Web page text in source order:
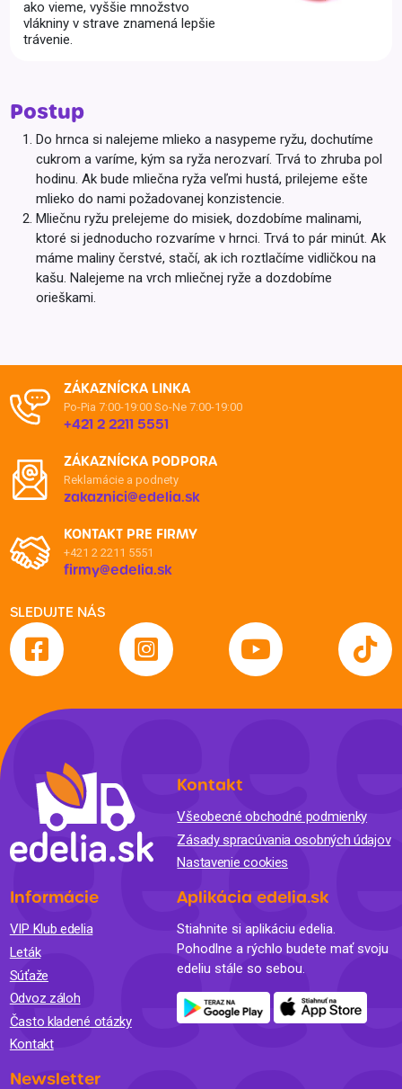
ako vieme, vyššie množstvo
vlákniny v strave znamená lepšie
trávenie.
Postup
Do hrnca si nalejeme mlieko a nasypeme ryžu, dochutíme
cukrom a varíme, kým sa ryža nerozvarí. Trvá to zhruba pol
hodinu. Ak bude mliečna ryža veľmi hustá, prilejeme ešte
mlieko do nami požadovanej konzistencie.
Mliečnu ryžu prelejeme do misiek, dozdobíme malinami,
ktoré si jednoducho rozvaríme v hrnci. Trvá to pár minút. Ak
máme maliny čerstvé, stačí, ak ich roztlačíme vidličkou na
kašu. Nalejeme na vrch mliečnej ryže a dozdobíme
orieškami.
ZÁKAZNÍCKA LINKA
Po-Pia 7:00-19:00 So-Ne 7:00-19:00
+421 2 2211 5551
ZÁKAZNÍCKA PODPORA
Reklamácie a podnety
zakaznici@edelia.sk
KONTAKT PRE FIRMY
+421 2 2211 5551
firmy@edelia.sk
SLEDUJTE NÁS
Kontakt
Všeobecné obchodné podmienky
Zásady spracúvania osobných údajov
Nastavenie cookies
Informácie
VIP Klub edelia
Leták
Súťaže
Odvoz záloh
Často kladené otázky
Kontakt
Aplikácia edelia.sk
Stiahnite si aplikáciu edelia.
Pohodlne a rýchlo budete mať svoju
edeliu stále so sebou.
Newsletter